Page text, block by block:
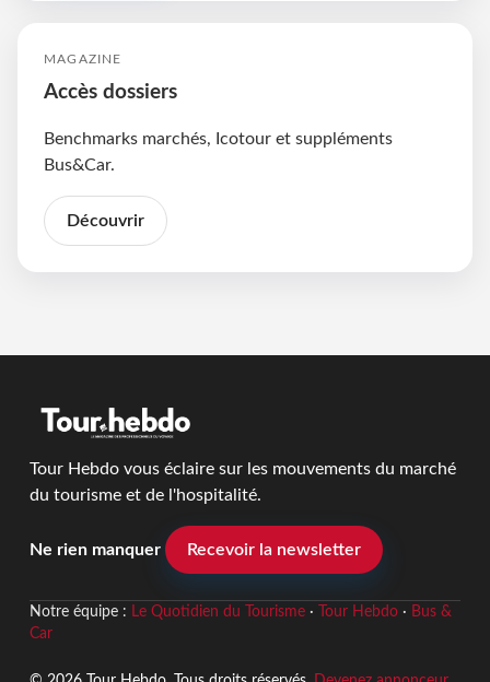
MAGAZINE
Accès dossiers
Benchmarks marchés, Icotour et suppléments
Bus&Car.
Découvrir
Tour Hebdo vous éclaire sur les mouvements du marché
du tourisme et de l'hospitalité.
Ne rien manquer Recevoir la newsletter
Notre équipe : Le Quotidien du Tourisme· Tour Hebdo· Bus &
Car